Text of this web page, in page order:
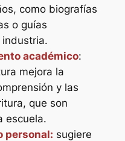
como biografías
o guías
académico:
mejora la
y las
que son
escuela.
personal: sugiere